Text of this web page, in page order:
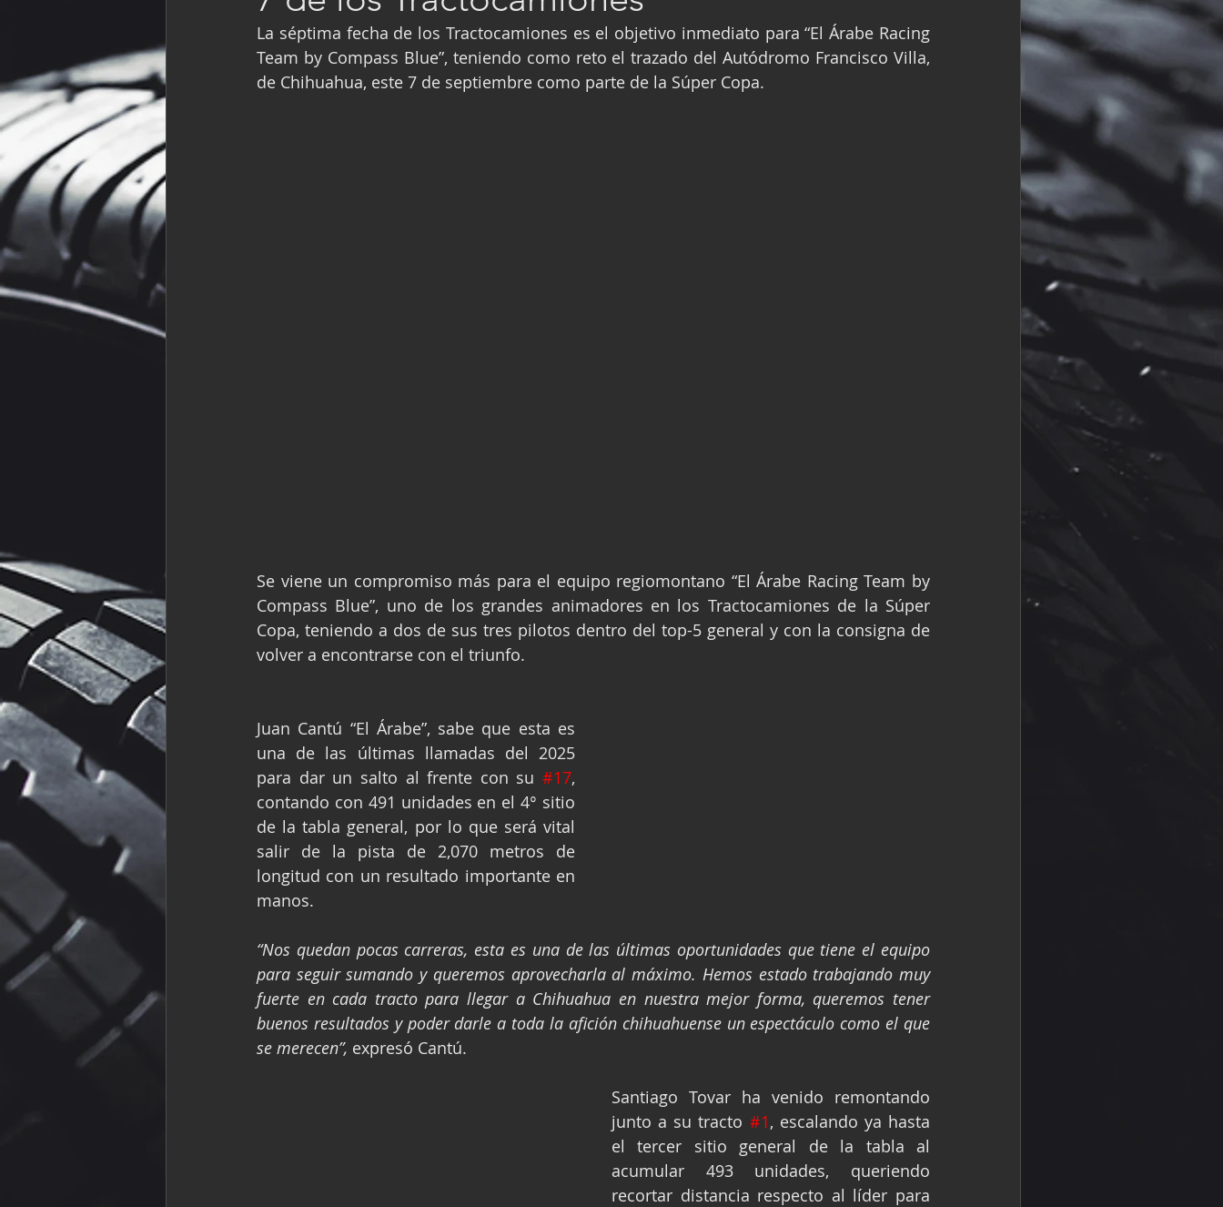
NASCAR México
La séptima fecha de los Tractocamiones es el objetivo inmediato para “El Árabe Racing
Team by Compass Blue”, teniendo como reto el trazado del Autódromo Francisco Villa,
de Chihuahua, este 7 de septiembre como parte de la Súper Copa.
Se viene un compromiso más para el equipo regiomontano “El Árabe Racing Team by
Compass Blue”, uno de los grandes animadores en los Tractocamiones de la Súper
Copa, teniendo a dos de sus tres pilotos dentro del top-5 general y con la consigna de
volver a encontrarse con el triunfo.
Juan Cantú “El Árabe”, sabe que esta es
una de las últimas llamadas del 2025
para dar un salto al frente con su #17,
contando con 491 unidades en el 4° sitio
de la tabla general, por lo que será vital
salir de la pista de 2,070 metros de
longitud con un resultado importante en
manos.
“Nos quedan pocas carreras, esta es una de las últimas oportunidades que tiene el equipo
para seguir sumando y queremos aprovecharla al máximo. Hemos estado trabajando muy
fuerte en cada tracto para llegar a Chihuahua en nuestra mejor forma, queremos tener
buenos resultados y poder darle a toda la afición chihuahuense un espectáculo como el que
se merecen”, expresó Cantú.
Santiago Tovar ha venido remontando
junto a su tracto #1, escalando ya hasta
el tercer sitio general de la tabla al
acumular 493 unidades, queriendo
recortar distancia respecto al líder para